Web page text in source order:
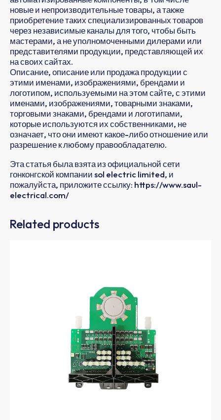
новые и непроизводительные товары, а также
приобретение таких специализированных товаров
через независимые каналы для того, чтобы быть
мастерами, а не уполномоченными дилерами или
представителями продукции, представляющей их
на своих сайтах.
Описание, описание или продажа продукции с
этими именами, изображениями, брендами и
логотипом, используемыми на этом сайте, с этими
именами, изображениями, товарными знаками,
торговыми знаками, брендами и логотипами,
которые используются их собственниками, не
означает, что они имеют какое-либо отношение или
разрешение к любому правообладателю.
Эта статья была взята из официальной сети
гонконгской компании sol electric limited, и
пожалуйста, приложите ссылку: https://www.saul-
electrical.com/
Related products